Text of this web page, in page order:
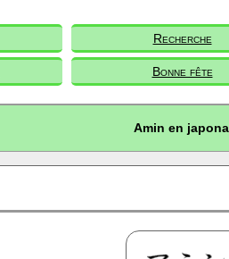
Recherche
Bonne fête
Amin en